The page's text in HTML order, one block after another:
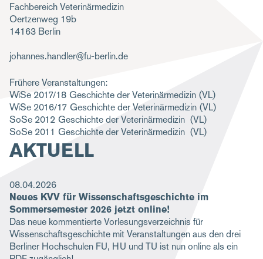
n
a
v
g
a
t
i
o
n
Fachbereich Veterinärmedizin
Oertzenweg 19b
14163 Berlin
johannes.handler@fu-berlin.de
Frühere Veranstaltungen:
WiSe 2017/18 Geschichte der Veterinärmedizin (VL)
WiSe 2016/17 Geschichte der Veterinärmedizin (VL)
SoSe 2012 Geschichte der Veterinärmedizin (VL)
SoSe 2011 Geschichte der Veterinärmedizin (VL)
AKTUELL
08.04.2026
Neues KVV für Wissenschaftsgeschichte im
Sommersemester 2026 jetzt online!
Das neue kommentierte Vorlesungsverzeichnis für
Wissenschaftsgeschichte mit Veranstaltungen aus den drei
Berliner Hochschulen FU, HU und TU ist nun online als ein